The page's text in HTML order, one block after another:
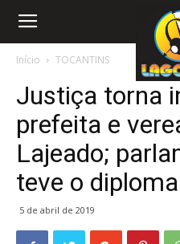
Início TOCANTINS
Justiça torna
prefeita e
Lajeado;
teve o
5 de abril de 2019